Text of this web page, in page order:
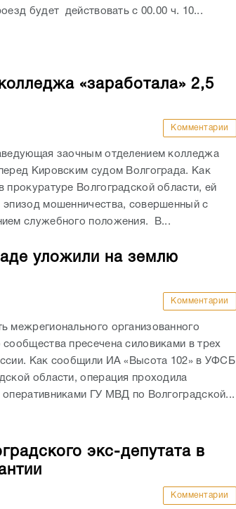
будет действовать с 00.00 ч. 10...
«заработала» 2,5
Комментарии
заочным отделением колледжа
Кировским судом Волгограда. Как
прокуратуре Волгоградской области, ей
эпизод мошенничества, совершенный с
служебного положения. В...
уложили на землю
Комментарии
межрегионального организованного
сообщества пресечена силовиками в трех
Как сообщили ИА «Высота 102» в УФСБ
области, операция проходила
оперативниками ГУ МВД по Волгоградской...
экс-депутата в
Комментарии